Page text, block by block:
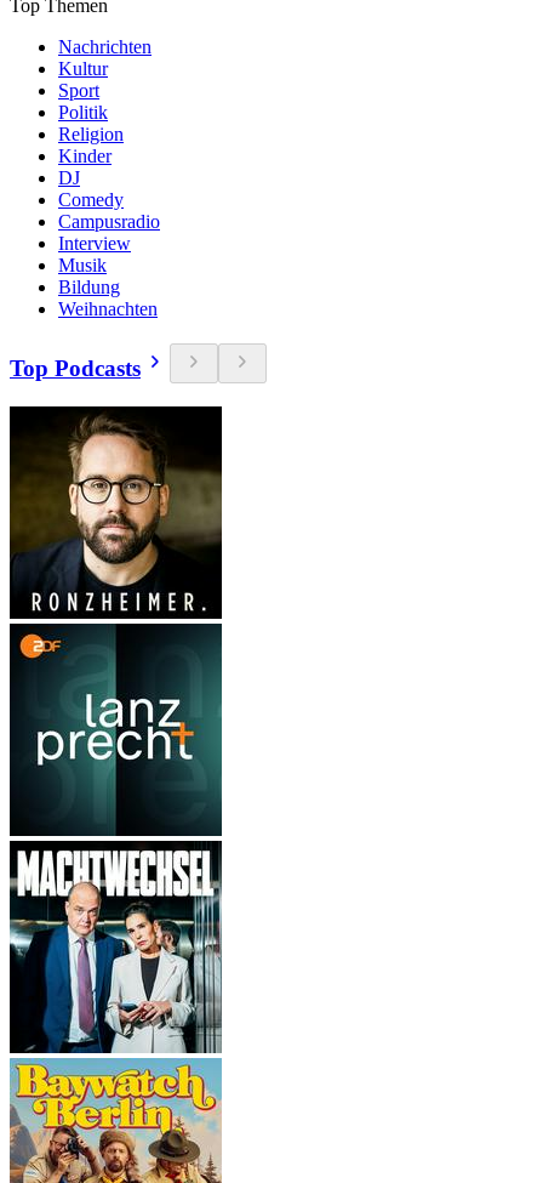
Top Themen
Nachrichten
Kultur
Sport
Politik
Religion
Kinder
DJ
Comedy
Campusradio
Interview
Musik
Bildung
Weihnachten
Top Podcasts